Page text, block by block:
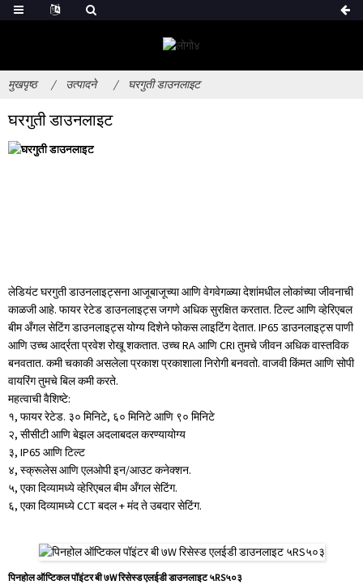
मुखपृष्ठ उत्पादने घरगुती डाउनलाइट
घरगुती डाउनलाइट
लेडियंट घरगुती डाउनलाइट्सना आजूबाजूच्या आणि वेगवेगळ्या देशांमधील लोकांच्या जीवनाची
काळजी आहे. फायर रेटेड डाउनलाइट्स जगणे अधिक सुरक्षित करतात. टिल्ट आणि व्हेरिएबल
बीम अँगल सेटिंग डाउनलाइट्स योग्य दिशेने फोकस लाइटिंग देतात. IP65 डाउनलाइट्स पाणी
आणि उच्च आर्द्रता प्रवेश रोखू शकतात. उच्च RA आणि CRI तुमचे जीवन अधिक वास्तविक
बनवतात. कमी चकाकी असलेला प्रकाश प्रकाशाला निरोगी बनवतो. वाजवी किंमत आणि सोपी
वायरिंग तुमचे बिल कमी करते.
महत्वाची वैशिष्टे:
१, फायर रेटेड. ३० मिनिटे, ६० मिनिटे आणि ९० मिनिटे
२, सीसीटी आणि बेझल अदलाबदल करण्यायोग्य
३, IP65 आणि टिल्ट
४, स्क्रूलेस आणि एलओपी इन/आउट कनेक्शन.
५, एका दिव्यामध्ये व्हेरिएबल बीम अँगल सेटिंग.
६, एका दिव्यामध्ये CCT बदल + मंद ते उबदार सेटिंग.
पिनहोल ऑप्टिकल पॉइंटर बी ७W रिसेस्ड एलईडी डाउनलाइट ५RS५०३